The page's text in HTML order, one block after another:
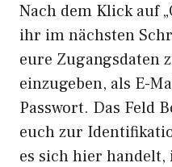
Nach dem Klick auf
ihr im nächsten
eure Zugangsdaten
einzugeben, als E-
Passwort. Das Feld
euch zur
es sich hier